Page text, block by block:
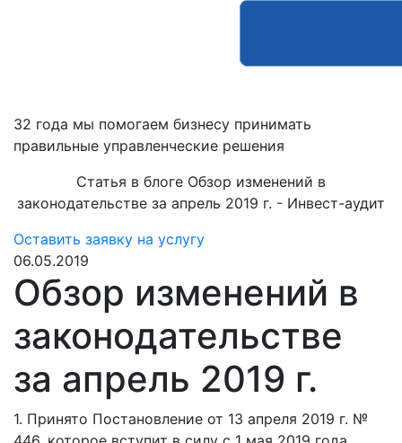
32 года мы помогаем бизнесу принимать
правильные управленческие решения
Статья в блоге Обзор изменений в
законодательстве за апрель 2019 г. - Инвест-аудит
Оставить заявку на услугу
06.05.2019
Обзор изменений в
законодательстве
за апрель 2019 г.
1. Принято Постановление от 13 апреля 2019 г. №